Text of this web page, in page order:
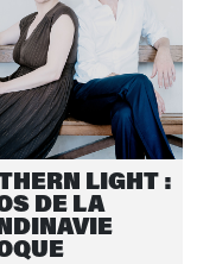
LIGHT :
DE LA